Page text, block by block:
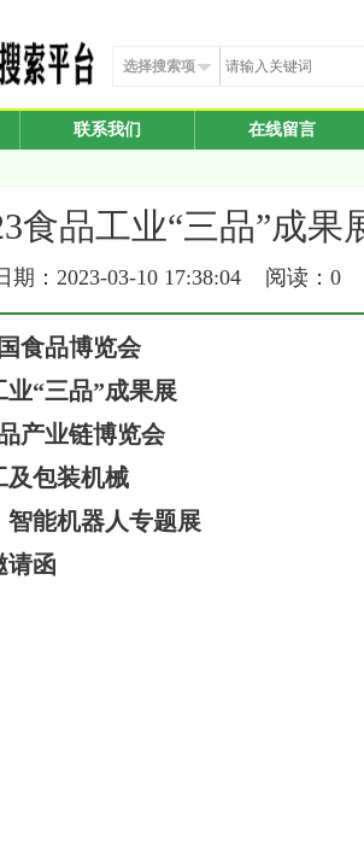
选择搜索项
联系我们 在线留言
食品工业“三品”成果
：2023-03-10 17:38:04 阅读： 0
食品博览会
业“三品”成果展
产业链博览会
及包装机械
智能机器人专题展
请函